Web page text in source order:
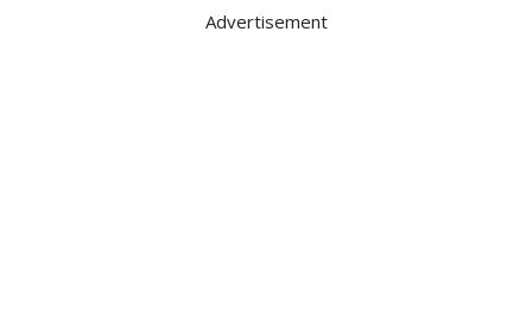
Advertisement